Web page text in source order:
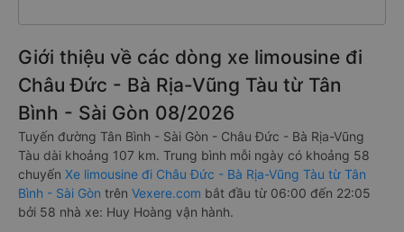
Giới thiệu về các dòng xe limousine đi
Châu Đức - Bà Rịa-Vũng Tàu từ Tân
Bình - Sài Gòn 08/2026
Tuyến đường Tân Bình - Sài Gòn - Châu Đức - Bà Rịa-Vũng
Tàu dài khoảng 107 km. Trung bình mỗi ngày có khoảng 58
chuyến Xe limousine đi Châu Đức - Bà Rịa-Vũng Tàu từ Tân
Bình - Sài Gòn trên Vexere.com bắt đầu từ 06:00 đến 22:05
bởi 58 nhà xe: Huy Hoàng vận hành.